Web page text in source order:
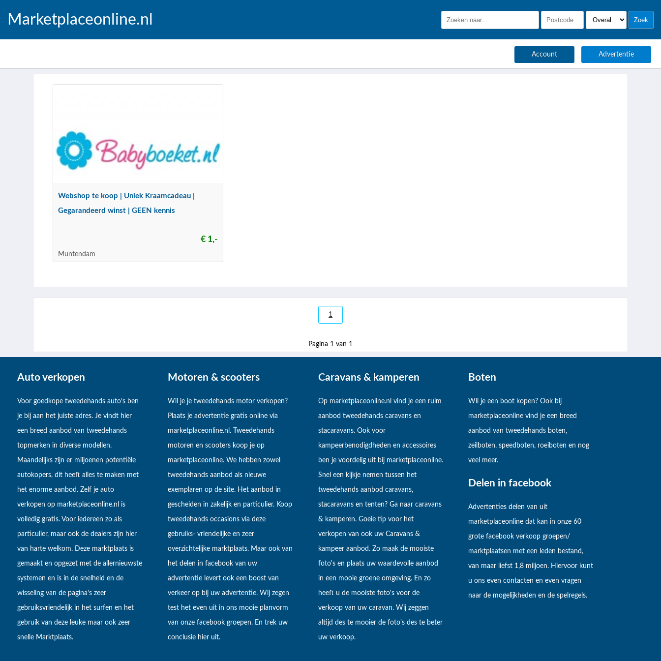
Marketplaceonline.nl
Account Advertentie
Webshop te koop | Uniek Kraamcadeau |
Gegarandeerd winst | GEEN kennis
€ 1,-
Muntendam
1
Pagina 1 van 1
Auto verkopen
Voor goedkope tweedehands auto’s ben
je bij aan het juiste adres. Je vindt hier
een breed aanbod van tweedehands
topmerken in diverse modellen.
Maandelijks zijn er miljoenen potentiële
autokopers, dit heeft alles te maken met
het enorme aanbod. Zelf je auto
verkopen op marketplaceonline.nl is
volledig gratis. Voor iedereen zo als
particulier, maar ook de dealers zijn hier
van harte welkom. Deze marktplaats is
gemaakt en opgezet met de allernieuwste
systemen en is in de snelheid en de
wisseling van de pagina's zeer
gebruiksvriendelijk in het surfen en het
gebruik van deze leuke maar ook zeer
snelle Marktplaats.
Motoren & scooters
Wil je je tweedehands motor verkopen?
Plaats je advertentie gratis online via
marketplaceonline.nl. Tweedehands
motoren en scooters koop je op
marketplaceonline. We hebben zowel
tweedehands aanbod als nieuwe
exemplaren op de site. Het aanbod in
gescheiden in zakelijk en particulier. Koop
tweedehands occasions via deze
gebruiks- vriendelijke en zeer
overzichtelijke marktplaats. Maar ook van
het delen in facebook van uw
advertentie levert ook een boost van
verkeer op bij uw advertentie. Wij zegen
test het even uit in ons mooie planvorm
van onze facebook groepen. En trek uw
conclusie hier uit.
Caravans & kamperen
Op marketplaceonline.nl vind je een ruim
aanbod tweedehands caravans en
stacaravans. Ook voor
kampeerbenodigdheden en accessoires
ben je voordelig uit bij marketplaceonline.
Snel een kijkje nemen tussen het
tweedehands aanbod caravans,
stacaravans en tenten? Ga naar caravans
& kamperen. Goeie tip voor het
verkopen van ook uw Caravans &
kampeer aanbod. Zo maak de mooiste
foto's en plaats uw waardevolle aanbod
in een mooie groene omgeving. En zo
heeft u de mooiste foto's voor de
verkoop van uw caravan. Wij zeggen
altijd des te mooier de foto's des te beter
uw verkoop.
Boten
Wil je een boot kopen? Ook bij
marketplaceonline vind je een breed
aanbod van tweedehands boten,
zeilboten, speedboten, roeiboten en nog
veel meer.
Delen in facebook
Advertenties delen van uit
marketplaceonline dat kan in onze 60
grote facebook verkoop groepen/
marktplaatsen met een leden bestand,
van maar liefst 1,8 miljoen. Hiervoor kunt
u ons even contacten en even vragen
naar de mogelijkheden en de spelregels.